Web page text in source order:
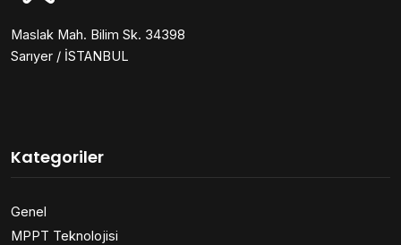
Maslak Mah. Bilim Sk. 34398
Sarıyer / İSTANBUL
Kategoriler
Genel
MPPT Teknolojisi